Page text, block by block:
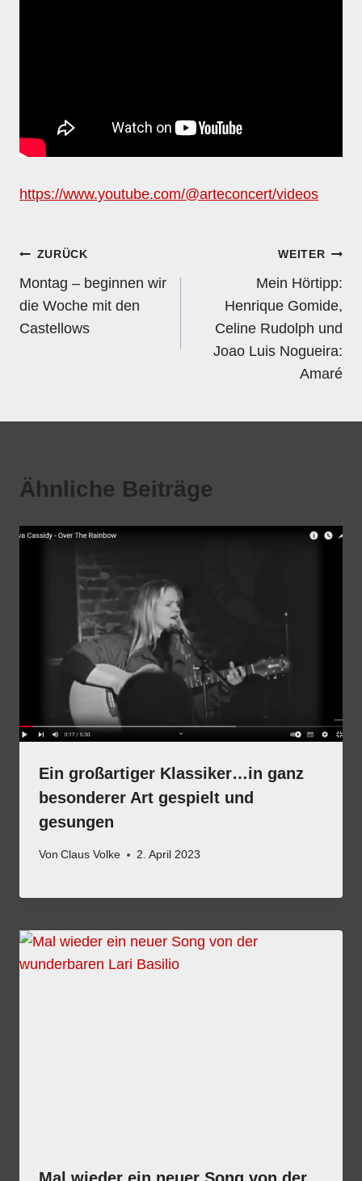
https://www.youtube.com/@arteconcert/videos
Beitragsnavigation
ZURÜCK
Montag – beginnen wir
die Woche mit den
Castellows
WEITER
Mein Hörtipp:
Henrique Gomide,
Celine Rudolph und
Joao Luis Nogueira:
Amaré
Ähnliche Beiträge
Ein großartiger Klassiker…in ganz
besonderer Art gespielt und
gesungen
Von Claus Volke 2. April 2023